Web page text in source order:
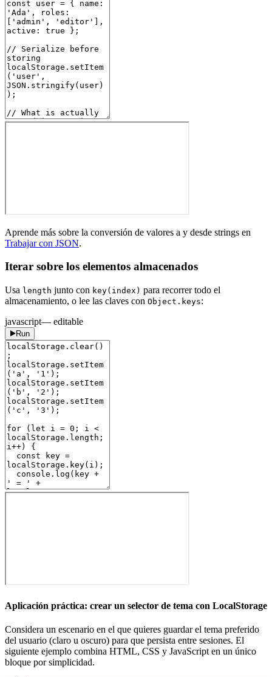
Aprende más sobre la conversión de valores a y desde strings en
Trabajar con JSON.
Iterar sobre los elementos almacenados
Usa length junto con key(index) para recorrer todo el
almacenamiento, o lee las claves con Object.keys:
javascript— editable
Run
Aplicación práctica: crear un selector de tema con LocalStorage
Considera un escenario en el que quieres guardar el tema preferido
del usuario (claro u oscuro) para que persista entre sesiones. El
siguiente ejemplo combina HTML, CSS y JavaScript en un único
bloque por simplicidad.